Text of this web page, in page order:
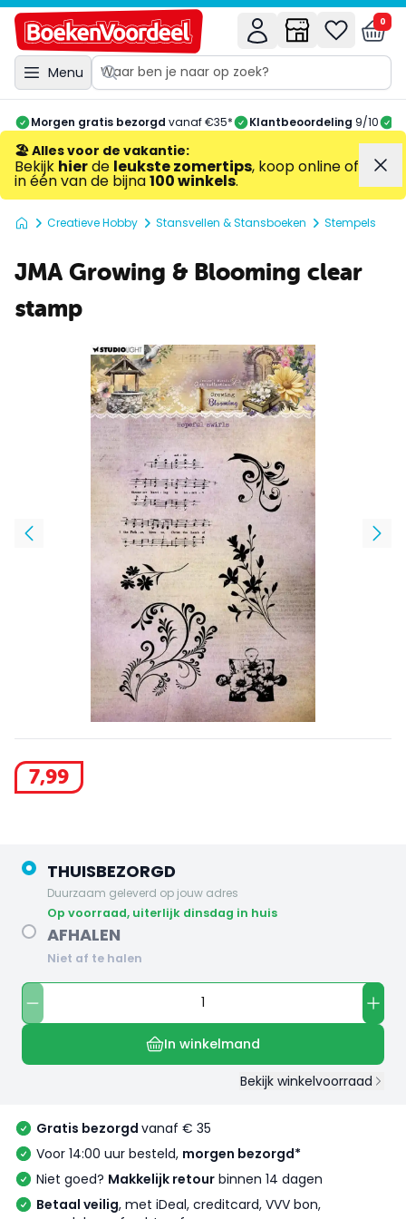
Menu
0
Morgen gratis bezorgd vanaf €35* Klantbeoordeling 9/10
🏖️ Alles voor de vakantie:
Bekijk hierde leukste zomertips, koop online of
in één van de bijna100 winkels.
Creatieve Hobby Stansvellen & Stansboeken Stempels
JMA Growing & Blooming clear
stamp
7,99
THUISBEZORGD
Duurzaam geleverd op jouw adres
op voorraad, uiterlijk dinsdag in huis
AFHALEN
Niet af te halen
In winkelmand
Bekijk winkelvoorraad
Gratis bezorgd vanaf € 35
Voor 14:00 uur besteld, morgen bezorgd*
Niet goed? Makkelijk retour binnen 14 dagen
Betaal veilig, met iDeal, creditcard, VVV bon,